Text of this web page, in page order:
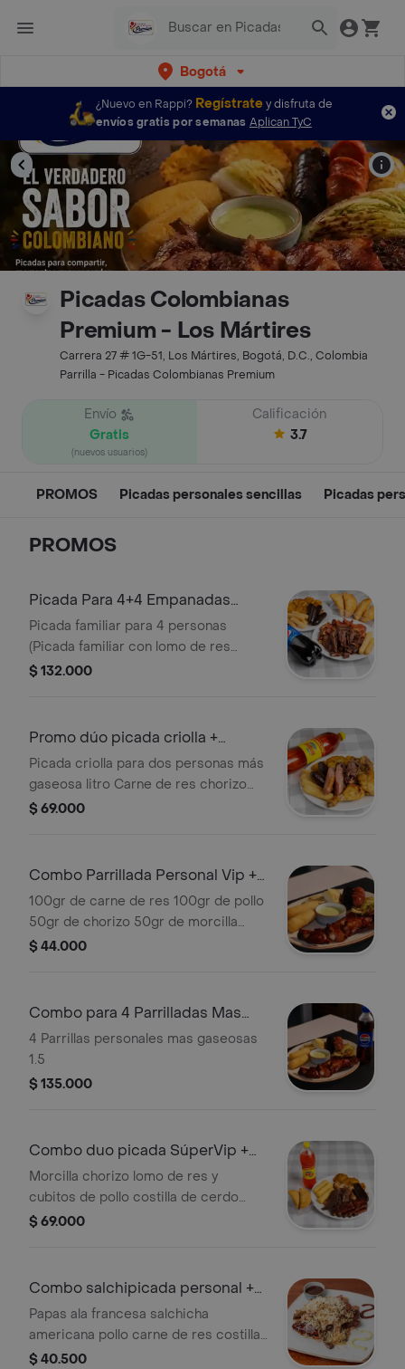
Bogotá
¿Nuevo en Rappi? Regístratey disfruta de
envíos gratis por semanas Aplican TyC
Picadas Colombianas
Premium - Los Mártires
Carrera 27 # 1G-51, Los Mártires, Bogotá, D.C., Colombia
Parrilla - Picadas Colombianas Premium
Envío
Gratis
(nuevos usuarios)
Calificación
3.7
PROMOS Picadas personales sencillas Picadas
PROMOS
Picada Para 4+4 Empanadas
+Gaseosa
Picada familiar para 4 personas
(Picada familiar con lomo de res
cubitos de pollo costilla de cerdo
empanadas de jamón y queso +
Gaseosa 1.5 L.
$ 132.000
Promo dúo picada criolla +
gaseosa
Picada criolla para dos personas más
gaseosa litro Carne de res chorizo
morcilla chicharrón carnudo presa de
$ 69.000
Combo Parrillada Personal Vip +
Gaseosa
100gr de carne de res 100gr de pollo
50gr de chorizo 50gr de morcilla
100gr de costilla de cerdo en salsa
$ 44.000
Combo para 4 Parrilladas Mas
Gaseosa 1.5
4 Parrillas personales mas gaseosas
1.5
$ 135.000
Combo duo picada SúperVip +
bebidas
Morcilla chorizo lomo de res y
cubitos de pollo costilla de cerdo
carne de res. Acompañadas de
$ 69.000
Combo salchipicada personal +
gaseosa
Papas ala francesa salchicha
americana pollo carne de res costilla
de cerdo chorizo papas fosforo y
$ 40.500